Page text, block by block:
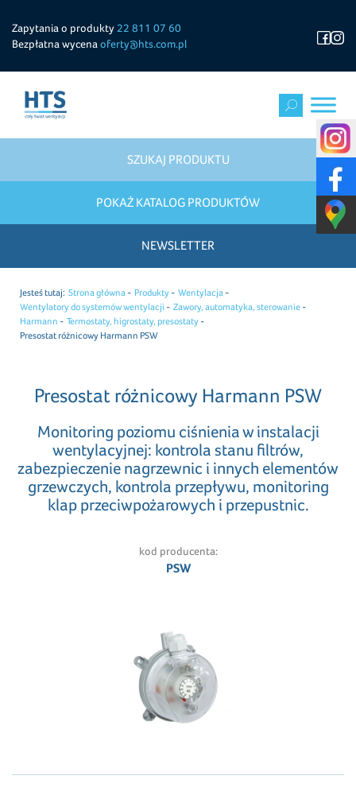
Zapytania o produkty 22 811 07 60
Bezpłatna wycena oferty@hts.com.pl
SZUKAJ PRODUKTU
POKAŻ KATALOG PRODUKTÓW
NEWSLETTER
Jesteś tutaj: Strona główna Produkty
Wentylacja
Wentylatory do systemów wentylacji
Zawory, automatyka, sterowanie
Harmann
Termostaty, higrostaty, presostaty
Presostat różnicowy Harmann PSW
Presostat różnicowy Harmann PSW
Monitoring poziomu ciśnienia w instalacji
wentylacyjnej: kontrola stanu filtrów,
zabezpieczenie nagrzewnic i innych elementów
grzewczych, kontrola przepływu, monitoring
klap przeciwpożarowych i przepustnic.
kod producenta:
PSW